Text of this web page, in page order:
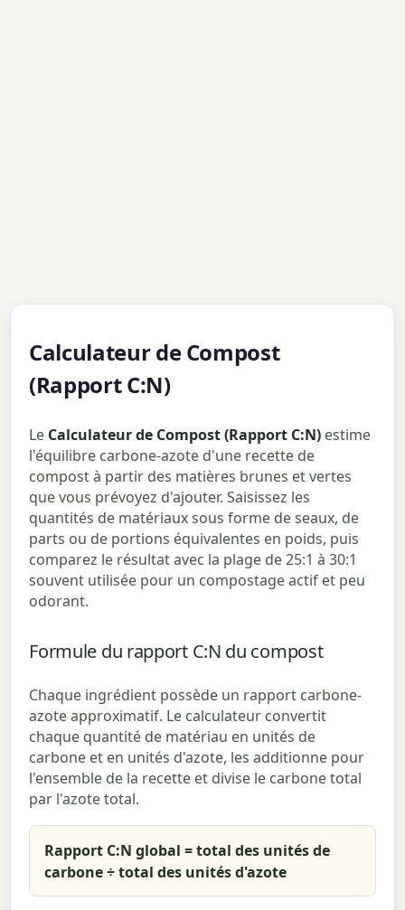
Calculateur de Compost
(Rapport C:N)
Le Calculateur de Compost (Rapport C:N) estime
l'équilibre carbone-azote d'une recette de
compost à partir des matières brunes et vertes
que vous prévoyez d'ajouter. Saisissez les
quantités de matériaux sous forme de seaux, de
parts ou de portions équivalentes en poids, puis
comparez le résultat avec la plage de 25:1 à 30:1
souvent utilisée pour un compostage actif et peu
odorant.
Formule du rapport C:N du compost
Chaque ingrédient possède un rapport carbone-
azote approximatif. Le calculateur convertit
chaque quantité de matériau en unités de
carbone et en unités d'azote, les additionne pour
l'ensemble de la recette et divise le carbone total
par l'azote total.
Rapport C:N global = total des unités de
carbone ÷ total des unités d'azote